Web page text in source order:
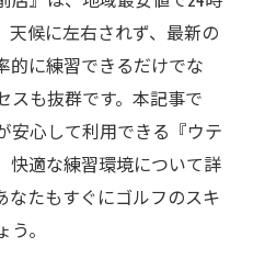
天候に左右されず、最新の
的に練習できるだけでな
スも抜群です。本記事で
安心して利用できる『ウテ
快適な練習環境について詳
なたもすぐにゴルフのスキ
。